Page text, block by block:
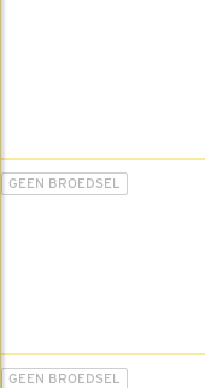
GEEN BROEDSEL
GEEN BROEDSEL